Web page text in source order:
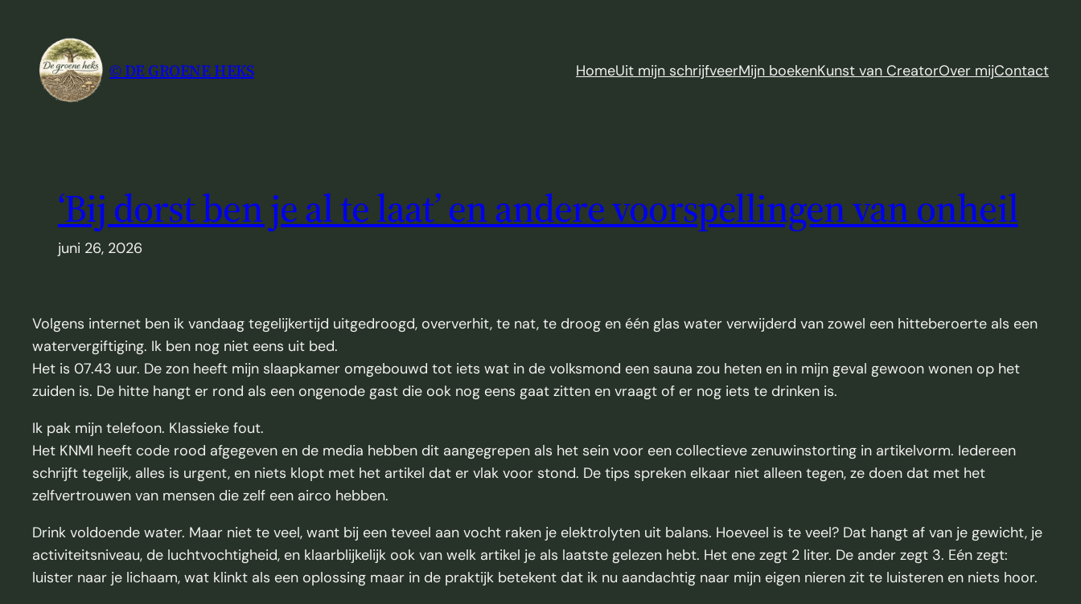
inhoud
© DE GROENE HEKS HomeUit mijn schrijfveerMijn boekenKunst van CreatorOver mijContact
‘Bij dorst ben je al te laat’ en andere voorspellingen van onheil
juni 26, 2026
Volgens internet ben ik vandaag tegelijkertijd uitgedroogd, oververhit, te nat, te droog en één glas water verwijderd van zowel een hitteberoerte als een
watervergiftiging. Ik ben nog niet eens uit bed.
Het is 07.43 uur. De zon heeft mijn slaapkamer omgebouwd tot iets wat in de volksmond een sauna zou heten en in mijn geval gewoon wonen op het
zuiden is. De hitte hangt er rond als een ongenode gast die ook nog eens gaat zitten en vraagt of er nog iets te drinken is.
Ik pak mijn telefoon. Klassieke fout.
Het KNMI heeft code rood afgegeven en de media hebben dit aangegrepen als het sein voor een collectieve zenuwinstorting in artikelvorm. Iedereen
schrijft tegelijk, alles is urgent, en niets klopt met het artikel dat er vlak voor stond. De tips spreken elkaar niet alleen tegen, ze doen dat met het
zelfvertrouwen van mensen die zelf een airco hebben.
Drink voldoende water. Maar niet te veel, want bij een teveel aan vocht raken je elektrolyten uit balans. Hoeveel is te veel? Dat hangt af van je gewicht, je
activiteitsniveau, de luchtvochtigheid, en klaarblijkelijk ook van welk artikel je als laatste gelezen hebt. Het ene zegt 2 liter. De ander zegt 3. Eén zegt:
luister naar je lichaam, wat klinkt als een oplossing maar in de praktijk betekent dat ik nu aandachtig naar mijn eigen nieren zit te luisteren en niets hoor.